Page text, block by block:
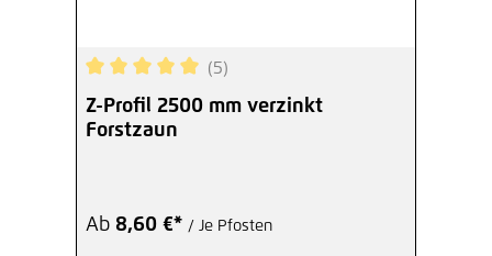
Durchschnittliche Bewertung von 5 von 5
(5)
Z-Profil 2500 mm verzinkt
Forstzaun
Ab 8,60 €* / Je Pfosten